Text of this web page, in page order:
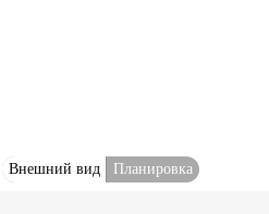
Внешний вид Планировка